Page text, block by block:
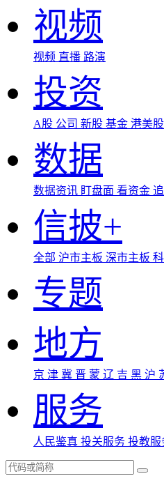
视频
视频 直播 路演
投资
A股 公司 新股 基金 港美股
数据
数据资讯 盯盘面 看资金
信披+
全部 沪市主板 深市主板
专题
地方
京 津 冀 晋 蒙 辽 吉 黑 沪
服务
人民鉴真 投关服务 投教服